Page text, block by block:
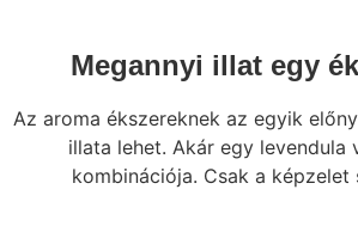
Megannyi illat egy
Az aroma ékszereknek az egyik
illata lehet. Akár egy levendula
kombinációja. Csak a képzelet